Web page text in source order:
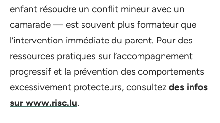
enfant résoudre un conflit mineur avec un
camarade — est souvent plus formateur que
l’intervention immédiate du parent. Pour des
ressources pratiques sur l’accompagnement
progressif et la prévention des comportements
excessivement protecteurs, consultez des infos
sur www.risc.lu.